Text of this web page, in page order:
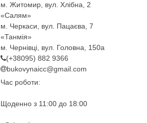
м. Житомир, вул. Хлібна, 2
«Салям»
м. Черкаси, вул. Пацаєва, 7
«Танмія»
м. Чернівці, вул. Головна, 150а
(+38095) 882 9366
bukovynaicc@gmail.com
Час роботи:
Щоденно з 11:00 до 18:00